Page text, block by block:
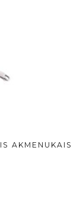
AKMENUKAIS